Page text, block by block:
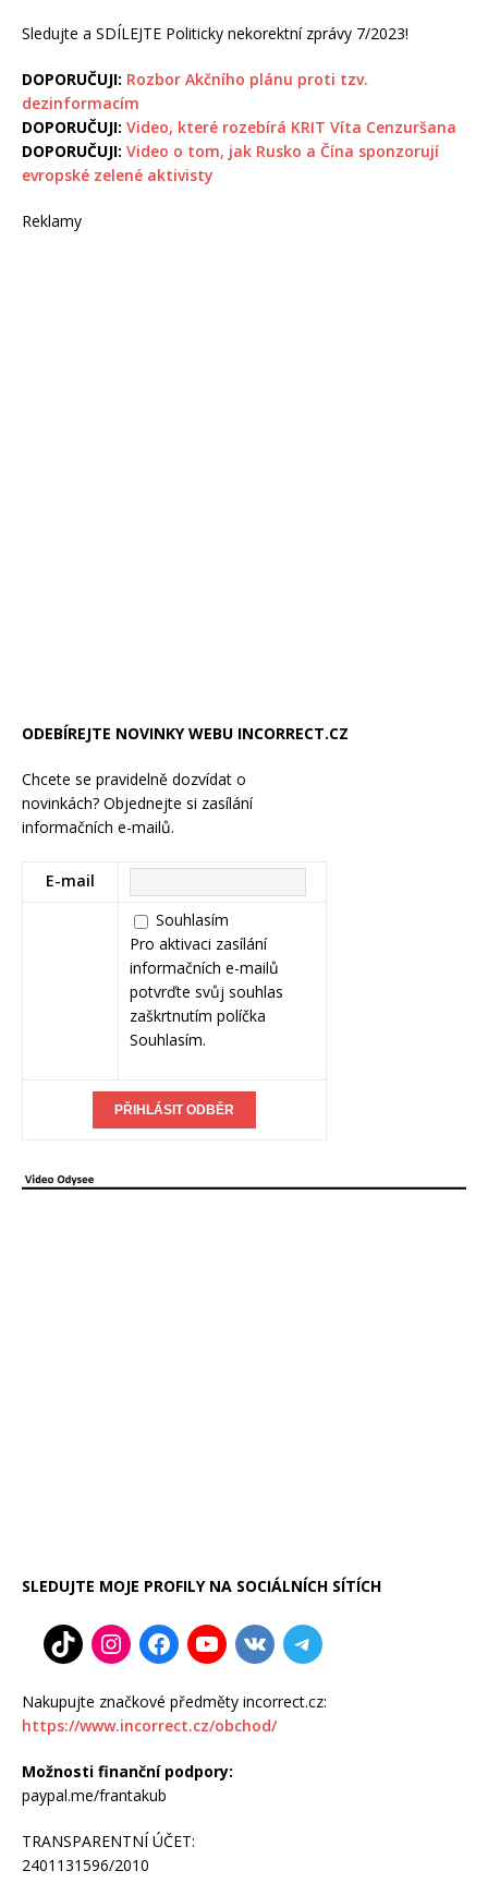
Sledujte a SDÍLEJTE Politicky nekorektní zprávy 7/2023!
DOPORUČUJI: Rozbor Akčního plánu proti tzv.
dezinformacím
DOPORUČUJI: Video, které rozebírá KRIT Víta Cenzuršana
DOPORUČUJI: Video o tom, jak Rusko a Čína sponzorují
evropské zelené aktivisty
Reklamy
ODEBÍREJTE NOVINKY WEBU INCORRECT.CZ
Chcete se pravidelně dozvídat o
novinkách? Objednejte si zasílání
informačních e-mailů.
E-mail
Souhlasím
Pro aktivaci zasílání
informačních e-mailů
potvrďte svůj souhlas
zaškrtnutím políčka
Souhlasím.
SLEDUJTE MOJE PROFILY NA SOCIÁLNÍCH SÍTÍCH
Nakupujte značkové předměty incorrect.cz:
https://www.incorrect.cz/obchod/
Možnosti finanční podpory:
paypal.me/frantakub
TRANSPARENTNÍ ÚČET:
2401131596/2010